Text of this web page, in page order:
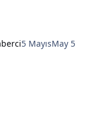
5 MayısMay 5